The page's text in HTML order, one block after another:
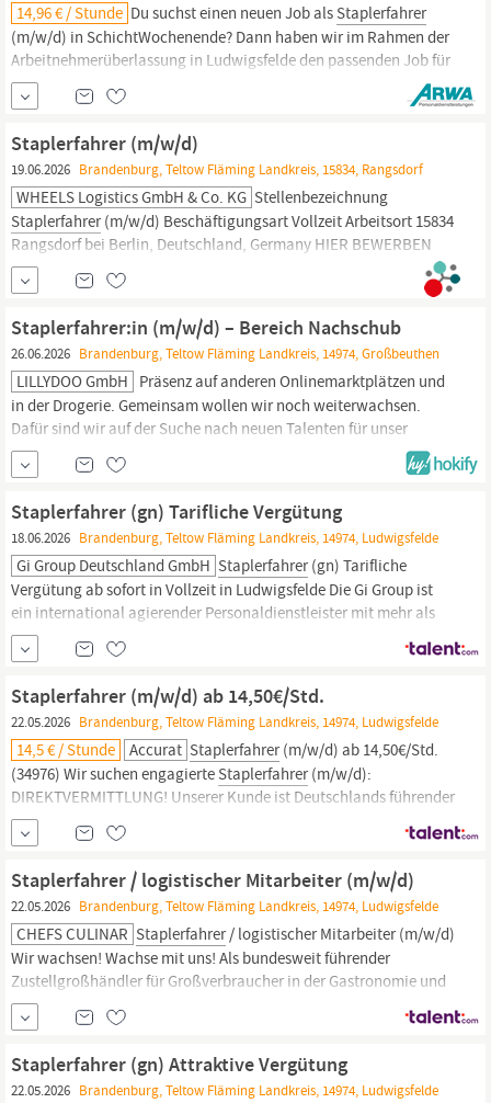
14,96 € / Stunde Du suchst einen neuen Job als Staplerfahrer
(m/w/d) in SchichtWochenende? Dann haben wir im Rahmen der
Arbeitnehmerüberlassung in Ludwigsfelde den passenden Job für
Dich! Unsere Benefits für Dich Abschlagszahlungen Arbeitsplatz in
einem modernen Unternehmen Sehr gute Übernahmechancen
Sicherer Arbeitsplatz Unbefristeter Arbeitsvertrag Freue Dich auf
eine...
Staplerfahrer (m/w/d)
19.06.2026 Brandenburg, Teltow Fläming Landkreis, 15834, Rangsdorf
WHEELS Logistics GmbH & Co. KG Stellenbezeichnung
Staplerfahrer(m/w/d) Beschäftigungsart Vollzeit Arbeitsort 15834
Rangsdorf bei Berlin, Deutschland, Germany HIER BEWERBEN
Strukturiert-konzeptionelle Arbeitsweise trifft auf Hands-on-
Mentalität und ein starkes WIR-Gefühl. Das macht WHEELS
wertvoll für uns, unsere Kunden und Partner. Heute sind wir ein
Staplerfahrer:in (m/w/d) – Bereich Nachschub
26.06.2026 Brandenburg, Teltow Fläming Landkreis, 14974, Großbeuthen
LILLYDOO GmbH Präsenz auf anderen Onlinemarktplätzen und
in der Drogerie. Gemeinsam wollen wir noch weiterwachsen.
Dafür sind wir auf der Suche nach neuen Talenten für unser
innovatives E-Commerce Unternehmen. Lass uns gemeinsam
durchstarten! DEINE MISSION ALS
(M/W/D)
Zeit am richtigen...
Staplerfahrer (gn) Tarifliche Vergütung
18.06.2026 Brandenburg, Teltow Fläming Landkreis, 14974, Ludwigsfelde
Gi Group Deutschland GmbH Staplerfahrer(gn) Tarifliche
Vergütung ab sofort in Vollzeit in Ludwigsfelde Die Gi Group ist
ein international agierender Personaldienstleister mit mehr als
500 Standorten in 40 Ländern. Deine Aufgaben als
Bedienung von Front-, Schubmast- oder Hochregalstaplern Ein-
und Auslagerung von Waren im Hochregallager Transport...
Staplerfahrer (m/w/d) ab 14,50€/Std.
22.05.2026 Brandenburg, Teltow Fläming Landkreis, 14974, Ludwigsfelde
14,5 € / Stunde Accurat Staplerfahrer(m/w/d) ab 14,50€/Std.
(34976) Wir suchen engagierte Staplerfahrer(m/w/d):
DIREKTVERMITTLUNG! Unserer Kunde ist Deutschlands führender
Spezialist für die Lieferketten in der Getränke-Branche. Wir bieten
Dir einen sicheren Arbeitsplatz, mit fester, unbefristeten
Anstellung, bei guter Bezahlung und interessanten...
Staplerfahrer / logistischer Mitarbeiter (m/w/d)
22.05.2026 Brandenburg, Teltow Fläming Landkreis, 14974, Ludwigsfelde
CHEFS CULINAR Staplerfahrer/ logistischer Mitarbeiter (m/w/d)
Wir wachsen! Wachse mit uns! Als bundesweit führender
Zustellgroßhändler für Großverbraucher in der Gastronomie und
Hotellerie sowie von Krankenhäusern, Senioreneinrichtungen
und Betriebskantinen entwickeln wir uns stetig weiter. Daher
(Eröffnung...
Staplerfahrer (gn) Attraktive Vergütung
22.05.2026 Brandenburg, Teltow Fläming Landkreis, 14974, Ludwigsfelde